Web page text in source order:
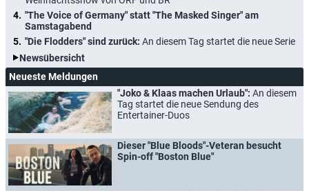
"The Voice of Germany" statt "The Masked Singer" am
Samstagabend
"Die Flodders" sind zurück: An diesem Tag startet die neue Serie
Newsübersicht
Neueste Meldungen
"Joko & Klaas machen Urlaub": An diesem
Tag startet die neue Sendung des
Entertainer-Duos
Dieser "Blue Bloods"-Veteran besucht
Spin-off "Boston Blue"